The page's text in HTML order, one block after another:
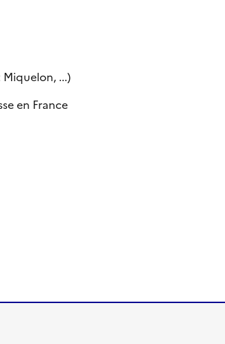
...)
en France